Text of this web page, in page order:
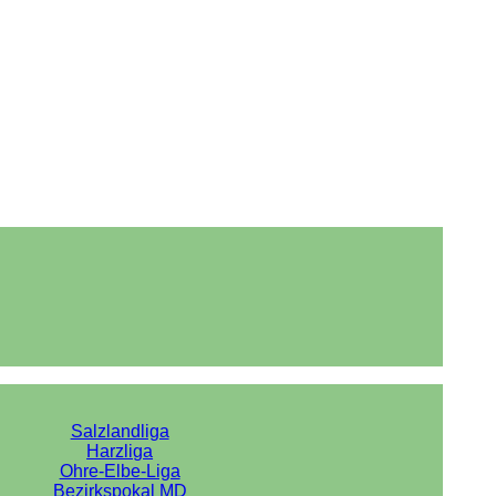
Salzlandliga
Harzliga
Ohre-Elbe-Liga
Bezirkspokal MD